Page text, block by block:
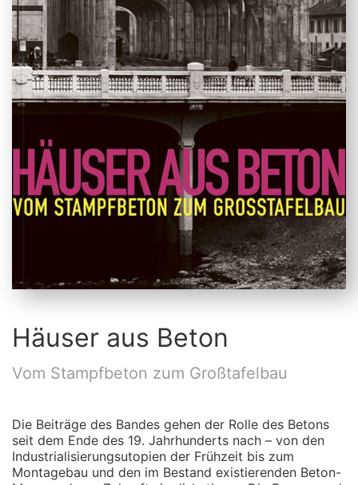
Häuser aus Beton
Vom Stampfbeton zum Großtafelbau
Die Beiträge des Bandes gehen der Rolle des Betons
seit dem Ende des 19. Jahrhunderts nach – von den
Industrialisierungsutopien der Frühzeit bis zum
Montagebau und den im Bestand existierenden Beton-